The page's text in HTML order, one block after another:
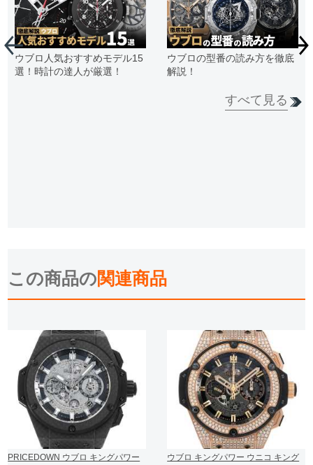
ウブロ人気おすすめモデル15
選！時計の達人が厳選！
ウブロの型番の読み方を徹底
解説！
すべて見る
この商品の関連商品
PRICEDOWN ウブロ キングパワー
ウブロ キングパワー ウニコ キング